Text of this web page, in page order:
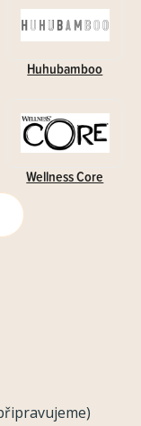
Huhubamboo
Wellness Core